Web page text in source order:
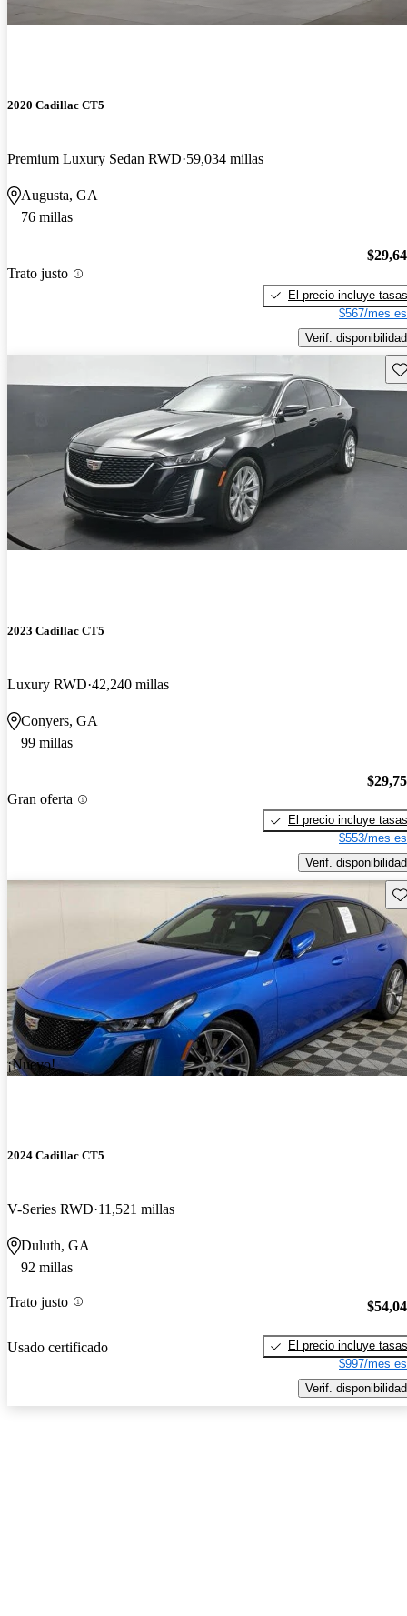
2020 Cadillac CT5
Premium Luxury Sedan RWD 59,034 millas
Augusta, GA
76 millas
Trato justo
El precio incluye tasas
$567/mes
Verif. disponibilidad
2023 Cadillac CT5
Luxury RWD 42,240 millas
Conyers, GA
99 millas
Gran oferta
El precio incluye tasas
$553/mes
Verif. disponibilidad
¡Nuevo!
2024 Cadillac CT5
V-Series RWD 11,521 millas
Duluth, GA
92 millas
Trato justo
Usado certificado
El precio incluye tasas
$997/mes
Verif. disponibilidad